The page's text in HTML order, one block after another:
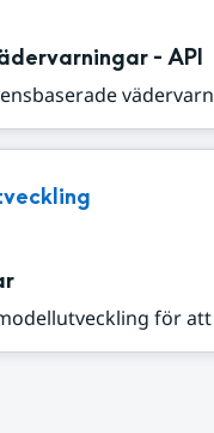
- API
för